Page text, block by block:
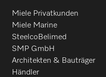
Miele Privatkunden
Miele Marine
SteelcoBelimed
SMP GmbH
Architekten & Bauträger
Händler